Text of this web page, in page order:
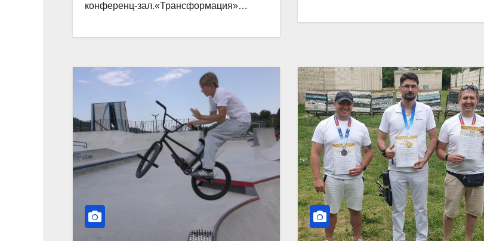
конференц-зал.«Трансформация»…